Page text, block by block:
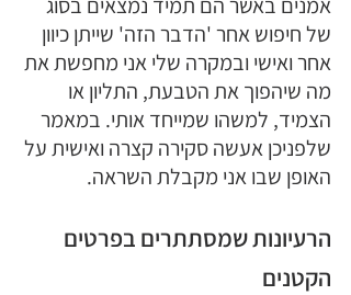
של חיפוש אחר 'הדבר הזה' שייתן כיוון
אחר ואישי ובמקרה שלי אני מחפשת את
מה שיהפוך את הטבעת, התליון או
הצמיד, למשהו שמייחד אותי. במאמר
שלפניכן אעשה סקירה קצרה ואישית על
האופן שבו אני מקבלת השראה.
הרעיונות שמסתתרים בפרטים
הקטנים